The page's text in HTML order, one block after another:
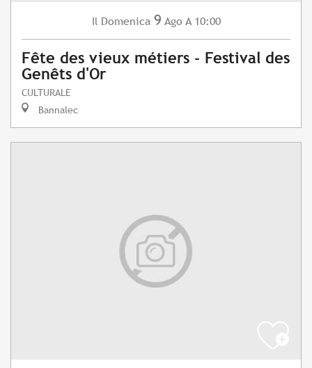
Il Domenica 9 Ago A 10:00
Fête des vieux métiers - Festival des
Genêts d'Or
CULTURALE
Bannalec